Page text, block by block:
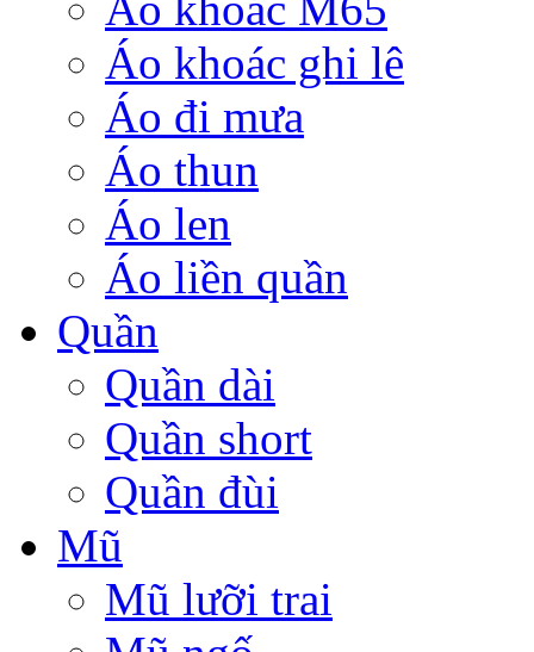
Áo khoác ghi lê
Áo đi mưa
Áo thun
Áo len
Áo liền quần
Quần
Quần dài
Quần short
Quần đùi
Mũ
Mũ lưỡi trai